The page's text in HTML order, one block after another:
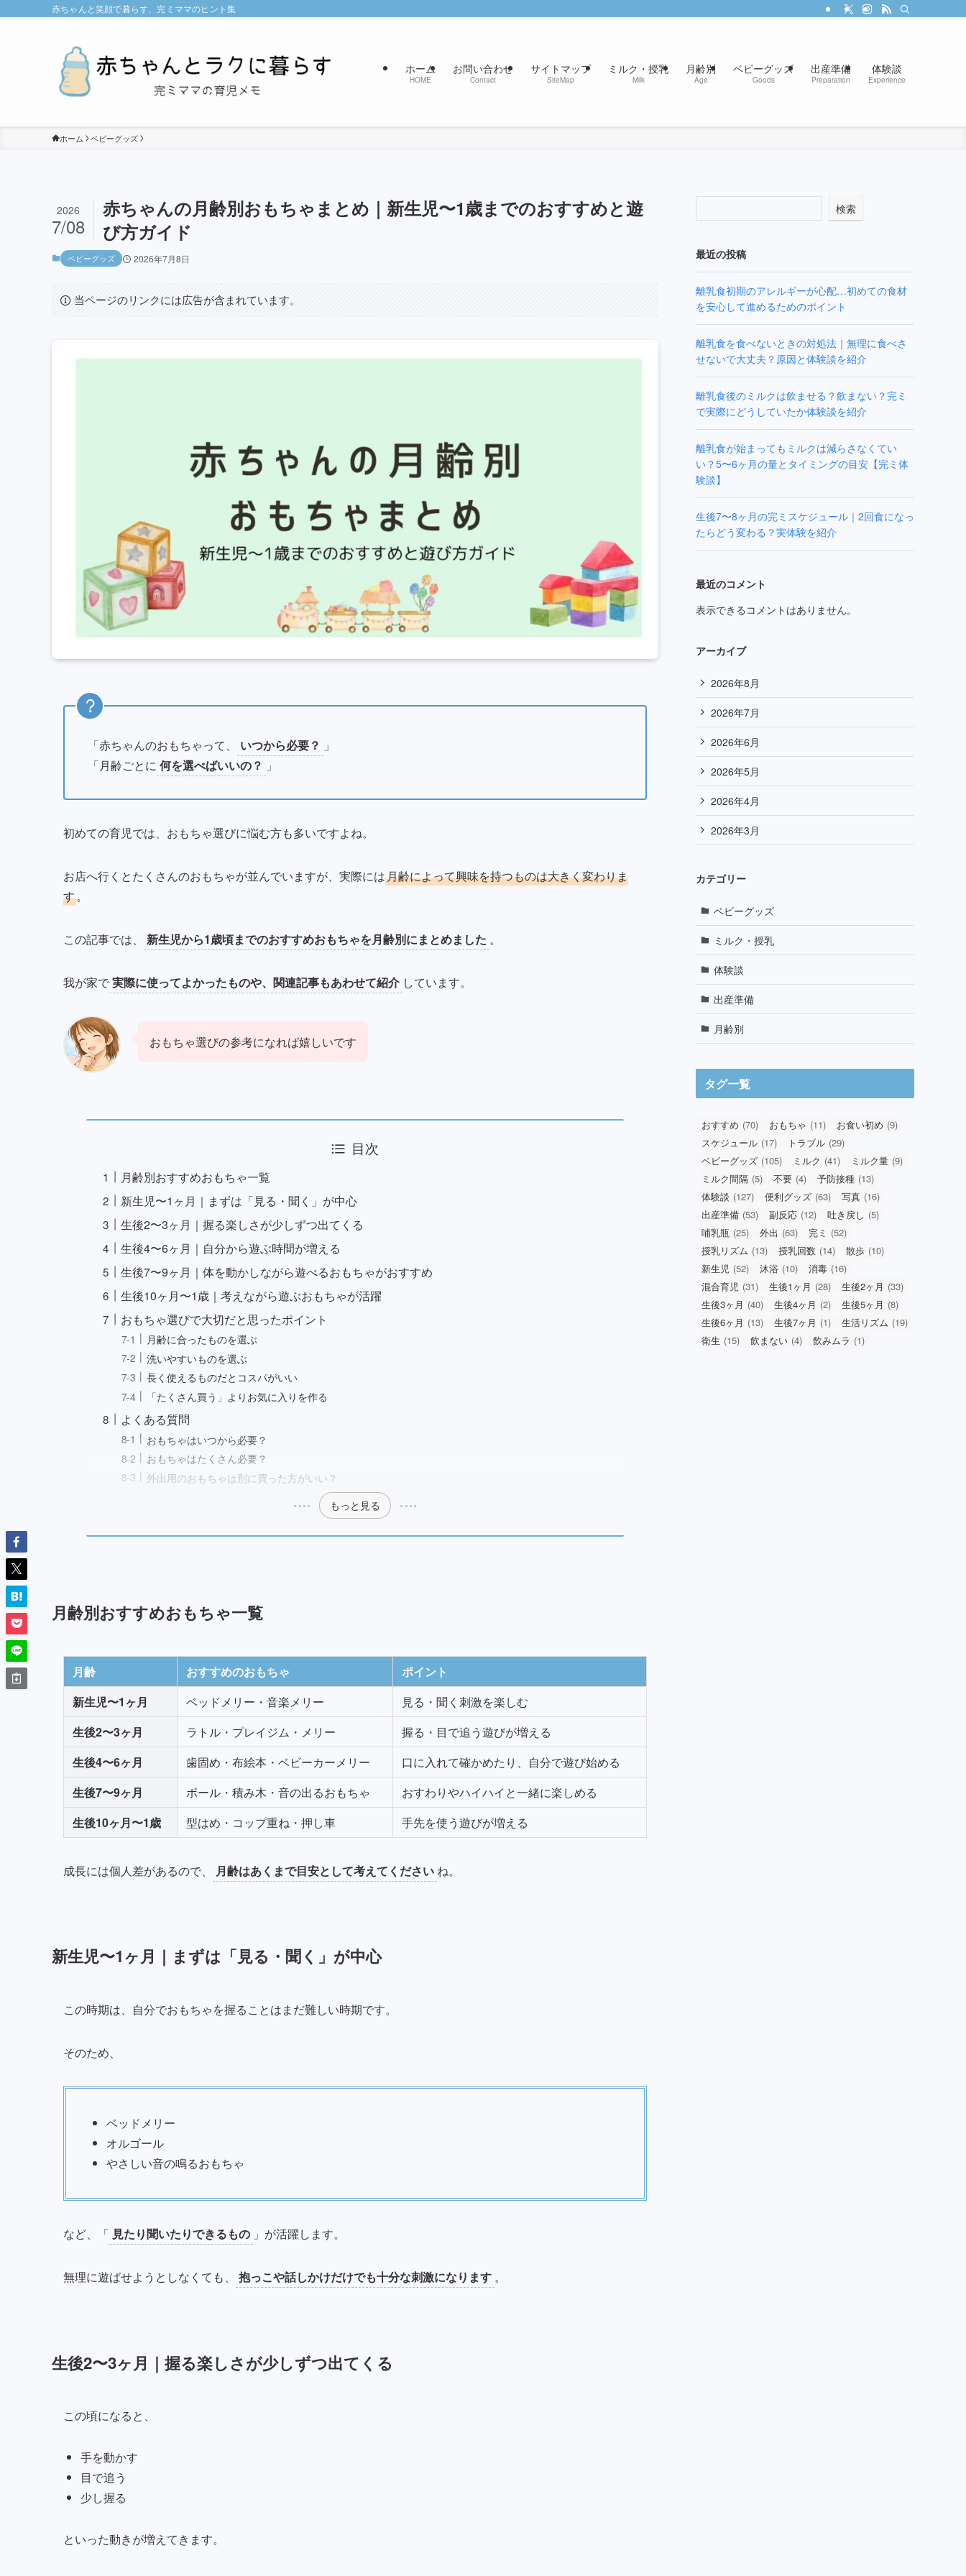
赤ちゃんと笑顔で暮らす、完ミママのヒント集
ホーム
HOME
お問い合わせ
Contact
サイトマップ
SiteMap
ミルク・授乳
Milk
月齢別
Age
ベビーグッズ
Goods
出産準備
Preparation
体験談
Experience
ホーム ベビーグッズ
赤ちゃんの月齢別おもちゃまとめ｜新生児〜1歳までのおすすめと遊
び方ガイド
2026
7/08
ベビーグッズ 2026年7月8日
当ページのリンクには広告が含まれています。
「赤ちゃんのおもちゃって、 いつから必要？ 」
「月齢ごとに 何を選べばいいの？ 」
初めての育児では、おもちゃ選びに悩む方も多いですよね。
お店へ行くとたくさんのおもちゃが並んでいますが、実際には月齢によって興味を持つものは大きく変わりま
す。
この記事では、 新生児から1歳頃までのおすすめおもちゃを月齢別にまとめました 。
我が家で実際に使ってよかったものや、関連記事もあわせて紹介 しています。
おもちゃ選びの参考になれば嬉しいです
目次
月齢別おすすめおもちゃ一覧
新生児〜1ヶ月｜まずは「見る・聞く」が中心
生後2〜3ヶ月｜握る楽しさが少しずつ出てくる
生後4〜6ヶ月｜自分から遊ぶ時間が増える
生後7〜9ヶ月｜体を動かしながら遊べるおもちゃがおすすめ
生後10ヶ月〜1歳｜考えながら遊ぶおもちゃが活躍
おもちゃ選びで大切だと思ったポイント
月齢に合ったものを選ぶ
洗いやすいものを選ぶ
長く使えるものだとコスパがいい
「たくさん買う」よりお気に入りを作る
よくある質問
おもちゃはいつから必要？
おもちゃはたくさん必要？
外出用のおもちゃは別に買った方がいい？
もっと見る
月齢別おすすめおもちゃ一覧
月齢 おすすめのおもちゃ
ポイント
新生児〜1ヶ月
ベッドメリー・音楽メリー
見る・聞く刺激を楽しむ
生後2〜3ヶ月
ラトル・プレイジム・メリー
握る・目で追う遊びが増える
生後4〜6ヶ月
歯固め・布絵本・ベビーカーメリー
口に入れて確かめたり、自分で遊び始める
生後7〜9ヶ月
ボール・積み木・音の出るおもちゃ
おすわりやハイハイと一緒に楽しめる
生後10ヶ月〜1歳
型はめ・コップ重ね・押し車 手先を使う遊びが増える
成長には個人差があるので、 月齢はあくまで目安として考えてください ね。
新生児〜1ヶ月｜まずは「見る・聞く」が中心
この時期は、自分でおもちゃを握ることはまだ難しい時期です。
そのため、
ベッドメリー
オルゴール
やさしい音の鳴るおもちゃ
など、「 見たり聞いたりできるもの 」が活躍します。
無理に遊ばせようとしなくても、 抱っこや話しかけだけでも十分な刺激になります 。
生後2〜3ヶ月｜握る楽しさが少しずつ出てくる
この頃になると、
手を動かす
目で追う
少し握る
といった動きが増えてきます。
検索
最近の投稿
離乳食初期のアレルギーが心配…初めての食材
を安心して進めるためのポイント
離乳食を食べないときの対処法｜無理に食べさ
せないで大丈夫？原因と体験談を紹介
離乳食後のミルクは飲ませる？飲まない？完ミ
で実際にどうしていたか体験談を紹介
離乳食が始まってもミルクは減らさなくてい
い？5〜6ヶ月の量とタイミングの目安【完ミ体
験談】
生後7〜8ヶ月の完ミスケジュール｜2回食になっ
たらどう変わる？実体験を紹介
最近のコメント
表示できるコメントはありません。
アーカイブ
2026年8月
2026年7月
2026年6月
2026年5月
2026年4月
2026年3月
カテゴリー
ベビーグッズ
ミルク・授乳
体験談
出産準備
月齢別
タグ一覧
おすすめ (70) おもちゃ (11) お食い初め (9)
スケジュール (17) トラブル (29)
ベビーグッズ (105) ミルク (41) ミルク量 (9)
ミルク間隔 (5) 不要 (4) 予防接種 (13)
体験談 (127) 便利グッズ (63) 写真 (16)
出産準備 (53) 副反応 (12) 吐き戻し (5)
哺乳瓶 (25) 外出 (63) 完ミ (52)
授乳リズム (13) 授乳回数 (14) 散歩 (10)
新生児 (52) 沐浴 (10) 消毒 (16)
混合育児 (31) 生後1ヶ月 (28) 生後2ヶ月 (33)
生後3ヶ月 (40) 生後4ヶ月 (2) 生後5ヶ月 (8)
生後6ヶ月 (13) 生後7ヶ月 (1) 生活リズム (19)
衛生 (15) 飲まない (4) 飲みムラ (1)